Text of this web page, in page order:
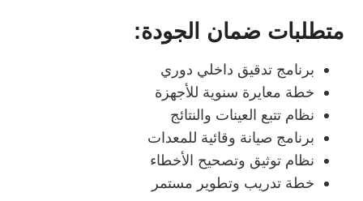
متطلبات ضمان الجودة:
برنامج تدقيق داخلي دوري
خطة معايرة سنوية للأجهزة
نظام تتبع العينات والنتائج
برنامج صيانة وقائية للمعدات
نظام توثيق وتصحيح الأخطاء
خطة تدريب وتطوير مستمر